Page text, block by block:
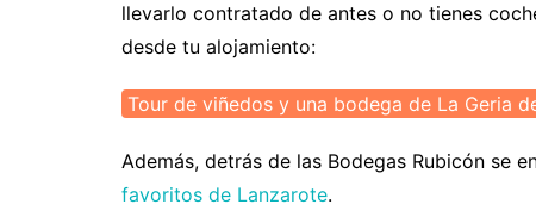
llevarlo contratado de antes o no tienes
desde tu alojamiento:
Tour de viñedos y una bodega de La Geria
Además, detrás de las Bodegas Rubicón se
favoritos de Lanzarote.